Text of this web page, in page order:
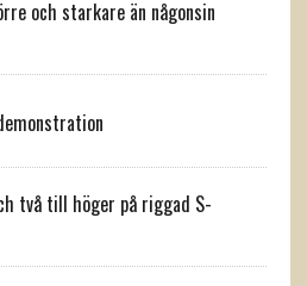
och starkare än någonsin
två till höger på riggad S-